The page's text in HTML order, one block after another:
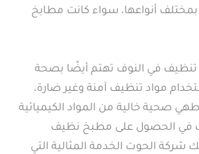
أنواعها، سواء كانت مطابخ
في النوف تهتم أيضًا بصحة
مواد تنظيف آمنة وغير ضارة،
صحية خالية من المواد الكيميائية
في الحصول على مطبخ نظيف
شركة الحوت الخدمة المثالية التي